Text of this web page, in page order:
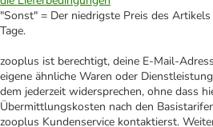
"Sonst" = Der niedrigste Preis des
Tage.
zooplus ist berechtigt, deine E-Mail-
eigene ähnliche Waren oder
dem jederzeit widersprechen, ohne dass
Übermittlungskosten nach den
zooplus Kundenservice kontaktierst.